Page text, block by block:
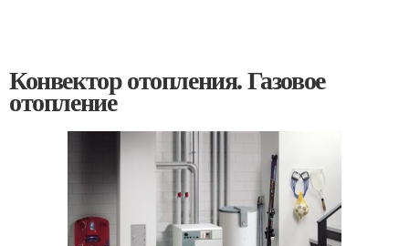
Конвектор отопления. Газовое
отопление